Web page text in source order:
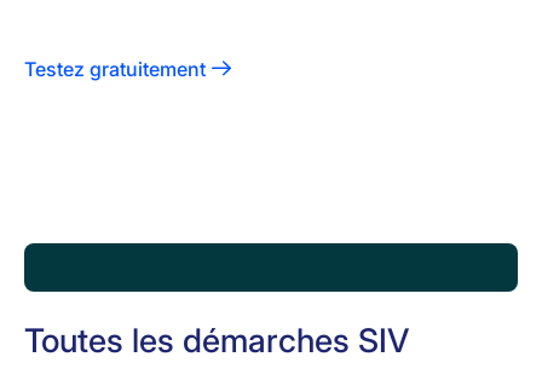
Testez gratuitement
Toutes les démarches SIV